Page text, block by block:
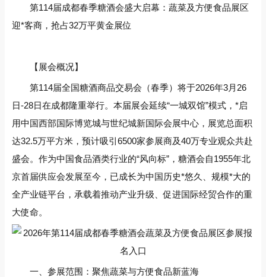
第114届成都春季糖酒会盛大启幕：蔬菜及方便食品展区
迎*客商，抢占32万平黄金展位‌
【展会概况】‌
第114届全国糖酒商品交易会（春季）将于‌2026年3月26
日-28日‌在成都隆重举行。本届展会延续“一城双馆”模式，*启
用‌中国西部国际博览城‌与‌世纪城新国际会展中心‌，展览总面积
达‌32.5万平方米‌，预计吸引‌6500家参展商‌及‌40万专业观众‌共赴
盛会。作为中国食品酒类行业的“风向标”，糖酒会自1955年北
京首届供应会发展至今，已成长为中国历史*悠久、规模*大的
全产业链平台，承载着推动产业升级、促进国际经贸合作的重
大使命。
一、参展范围：聚焦蔬菜与方便食品新蓝海‌